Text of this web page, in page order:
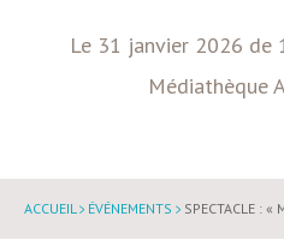
Le 31 janvier 2026 de
Médiathèque
ACCUEIL ÉVÉNEMENTS SPECTACLE : «